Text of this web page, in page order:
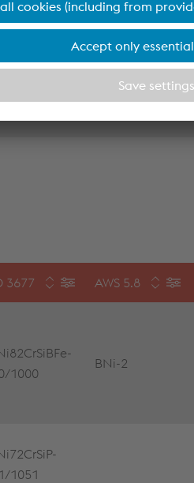
3677 AWS 5.8
1000
BNi-2
1051